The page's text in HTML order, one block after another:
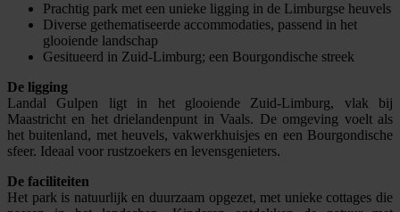
Prachtig park met een unieke ligging in de Limburgse heuvels
Diverse gethematiseerde accommodaties, passend in het
glooiende landschap
Gesitueerd in Zuid-Limburg; een Bourgondische streek
De ligging
Landal Gulpen ligt in het glooiende Zuid-Limburg, vlak bij
Maastricht en het drielandenpunt in Vaals. De omgeving voelt als
het buitenland, met heuvels, vakwerkhuisjes en een Bourgondische
sfeer. Ideaal voor rustzoekers en levensgenieters.
De faciliteiten
Het park is natuurlijk en duurzaam opgezet, met unieke cottages die